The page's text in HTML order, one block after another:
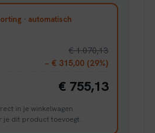
· automatisch
€ 1.070,13
− € 315,00 (29%)
€ 755,13
in je winkelwagen
je dit product toevoegt.